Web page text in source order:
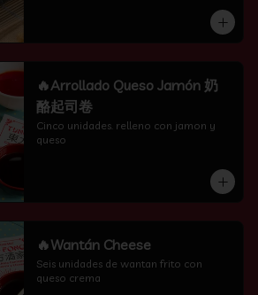
🔥Arrollado Queso Jamón 奶
酪起司卷
Cinco unidades. relleno con jamon y
queso
🔥Wantán Cheese
Seis unidades de wantan frito con
queso crema